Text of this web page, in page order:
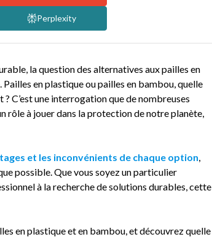
Perplexity
la question des alternatives aux pailles en
en plastique ou pailles en bambou, quelle
C’est une interrogation que de nombreuses
rôle à jouer dans la protection de notre planète,
et les inconvénients de chaque option,
possible. Que vous soyez un particulier
à la recherche de solutions durables, cette
en plastique et en bambou, et découvrez quelle